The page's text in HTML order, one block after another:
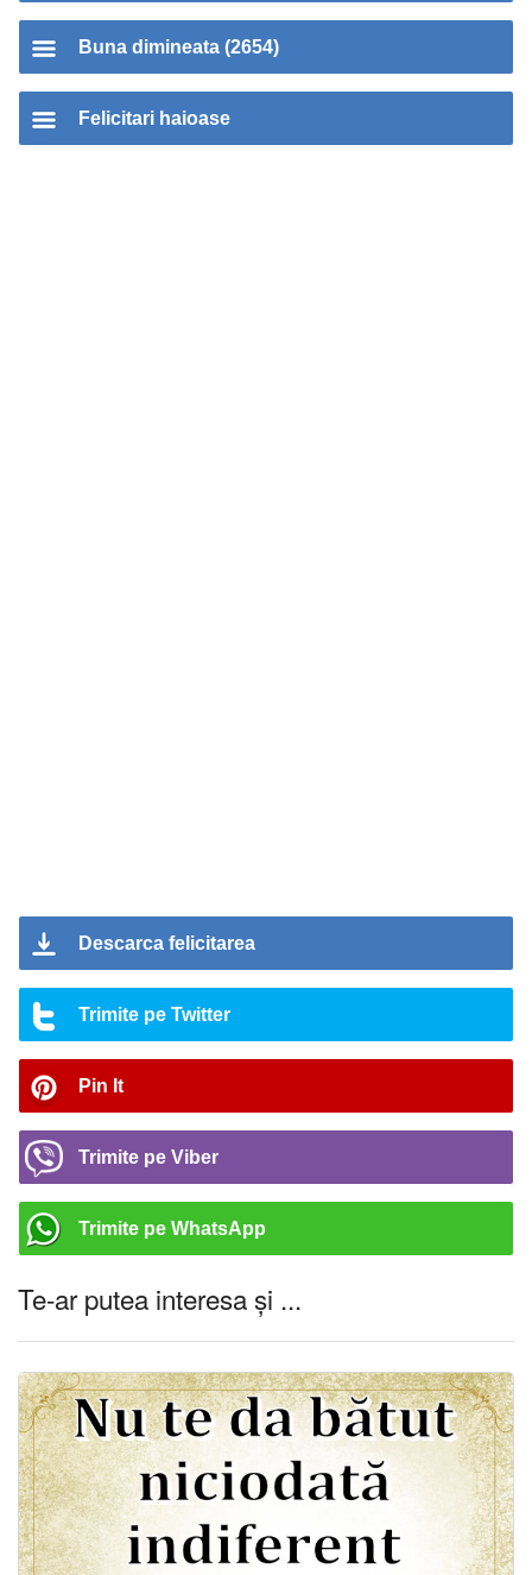
Buna dimineata (2654)
Felicitari haioase
Descarca felicitarea
Trimite pe Twitter
Pin It
Trimite pe Viber
Trimite pe WhatsApp
Te-ar putea interesa și ...